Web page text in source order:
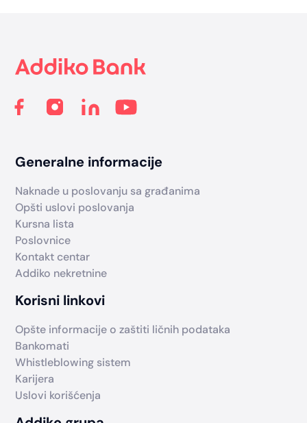
Generalne informacije
Naknade u poslovanju sa građanima
Opšti uslovi poslovanja
Kursna lista
Poslovnice
Kontakt centar
Addiko nekretnine
Korisni linkovi
Opšte informacije o zaštiti ličnih podataka
Bankomati
Whistleblowing sistem
Karijera
Uslovi korišćenja